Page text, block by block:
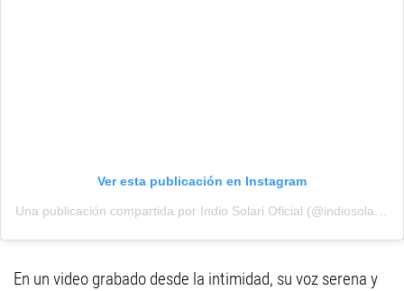
Ver esta publicación en Instagram
En un video grabado desde la intimidad, su voz serena y